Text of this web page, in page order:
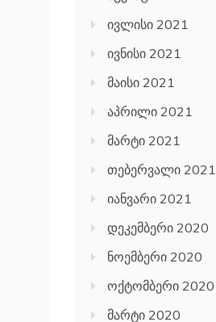
ივლისი 2021
ივნისი 2021
მაისი 2021
აპრილი 2021
მარტი 2021
თებერვალი 2021
იანვარი 2021
დეკემბერი 2020
ნოემბერი 2020
ოქტომბერი 2020
მარტი 2020